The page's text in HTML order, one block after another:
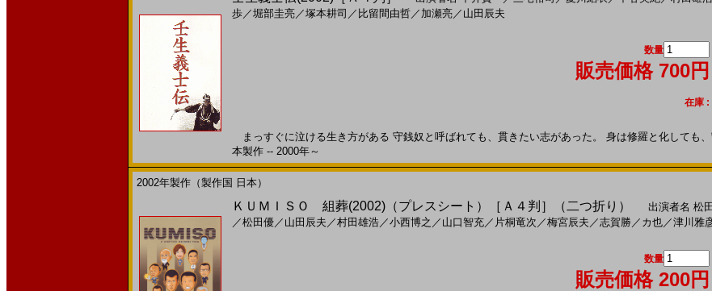
歩／堀部圭亮／塚本耕司 ／ 比留間由哲／ 加瀬亮／ 山田辰夫
数量
販売価格 700円
在庫 :
まっすぐに泣ける生き方がある 守銭奴と呼ばれても、貫きたい志があった。 身は修羅と化して
本製作 -- 2000年～
2002年製作（製作国 日本）
ＫＵＭＩＳＯ 組葬(2002)（プレスシート）［Ａ４判］（二つ折り） 出演者名 松
／松田優／ 山田辰夫 ／村田雄浩／小西博之 ／ 山口智充／ 片桐竜次 ／梅宮辰夫 ／志賀勝／ カ也／津川雅
数量
販売価格 200円